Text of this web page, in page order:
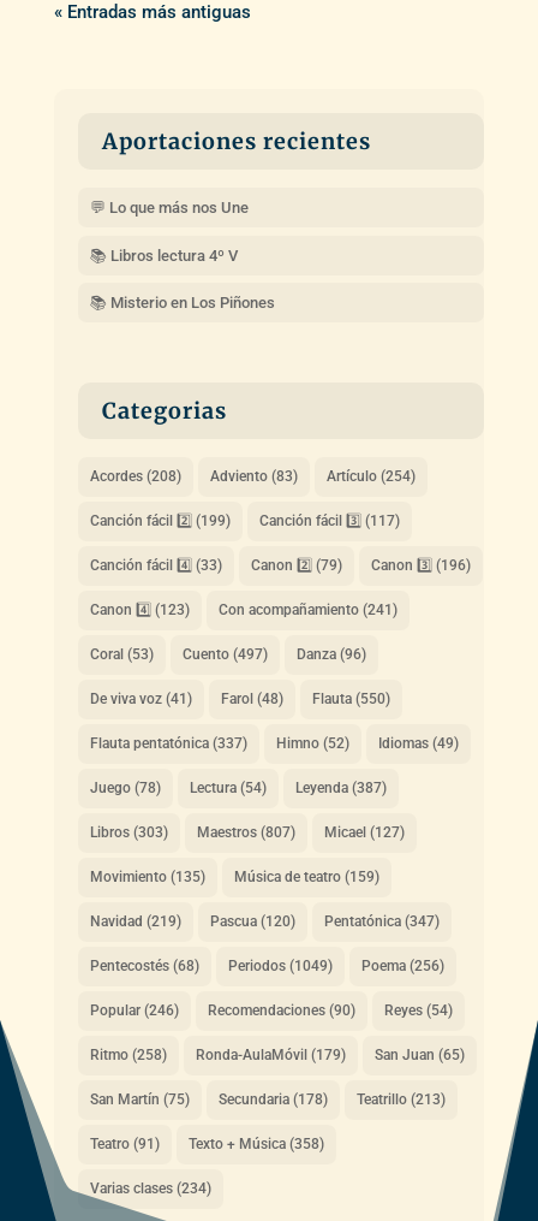
« Entradas más antiguas
Aportaciones recientes
💬 Lo que más nos Une
📚 Libros lectura 4º V
📚 Misterio en Los Piñones
Categorias
Acordes(208) Adviento(83) Artículo(254)
Canción fácil 2️⃣ (199) Canción fácil 3️⃣ (117)
Canción fácil 4️⃣ (33) Canon 2️⃣ (79) Canon 3️⃣ (196)
Canon 4️⃣ (123) Con acompañamiento(241)
Coral (53) Cuento(497) Danza(96)
De viva voz(41) Farol (48) Flauta(550)
Flauta pentatónica(337) Himno(52) Idiomas(49)
Juego(78) Lectura(54) Leyenda(387)
Libros(303) Maestros(807) Micael (127)
Movimiento(135) Música de teatro(159)
Navidad (219) Pascua(120) Pentatónica(347)
Pentecostés(68) Periodos(1049) Poema(256)
Popular(246) Recomendaciones(90) Reyes(54)
Ritmo(258) Ronda-AulaMóvil (179) San Juan (65)
San Martín (75) Secundaria(178) Teatrillo(213)
Teatro(91) Texto + Música(358)
Varias clases(234)